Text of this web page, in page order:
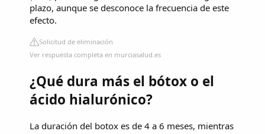
plazo, aunque se desconoce la frecuencia de este
efecto.
Solicitud de eliminación
Ver respuesta completa en murciasalud.es
¿Qué dura más el bótox o el
ácido hialurónico?
La duración del botox es de 4 a 6 meses, mientras